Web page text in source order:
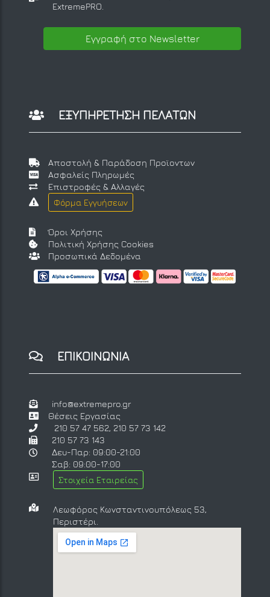
ExtremePRO.
Εγγραφή στο Newsletter
ΕΞΥΠΗΡΕΤΗΣΗ ΠΕΛΑΤΩΝ
Αποστολή & Παράδοση Προϊοντων
Ασφαλείς Πληρωμές
Επιστροφές & Αλλαγές
Φόρμα Εγγυήσεων
Όροι Χρήσης
Πολιτική Χρήσης Cookies
Προσωπικά Δεδομένα
ΕΠΙΚΟΙΝΩΝΙΑ
info@extremepro.gr
Θέσεις Εργασίας
210 57 47 562, 210 57 73 142
210 57 73 143
Δευ-Παρ: 09:00-21:00
Σαβ: 09:00-17:00
Στοιχεία Εταιρείας
Λεωφόρος Κωνσταντινουπόλεως 53,
Περιστέρι.